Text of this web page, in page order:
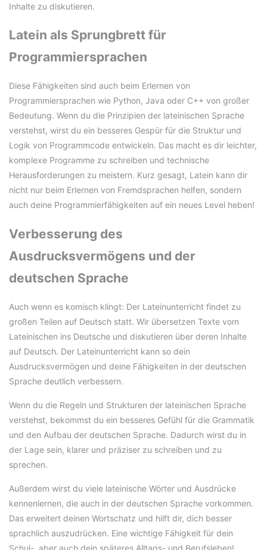
Inhalte zu diskutieren.
Latein als Sprungbrett für
Programmiersprachen
Diese Fähigkeiten sind auch beim Erlernen von
Programmiersprachen wie Python, Java oder C++ von großer
Bedeutung. Wenn du die Prinzipien der lateinischen Sprache
verstehst, wirst du ein besseres Gespür für die Struktur und
Logik von Programmcode entwickeln. Das macht es dir leichter,
komplexe Programme zu schreiben und technische
Herausforderungen zu meistern. Kurz gesagt, Latein kann dir
nicht nur beim Erlernen von Fremdsprachen helfen, sondern
auch deine Programmierfähigkeiten auf ein neues Level heben!
Verbesserung des
Ausdrucksvermögens und der
deutschen Sprache
Auch wenn es komisch klingt: Der Lateinunterricht findet zu
großen Teilen auf Deutsch statt. Wir übersetzen Texte vom
Lateinischen ins Deutsche und diskutieren über deren Inhalte
auf Deutsch. Der Lateinunterricht kann so dein
Ausdrucksvermögen und deine Fähigkeiten in der deutschen
Sprache deutlich verbessern.
Wenn du die Regeln und Strukturen der lateinischen Sprache
verstehst, bekommst du ein besseres Gefühl für die Grammatik
und den Aufbau der deutschen Sprache. Dadurch wirst du in
der Lage sein, klarer und präziser zu schreiben und zu
sprechen.
Außerdem wirst du viele lateinische Wörter und Ausdrücke
kennenlernen, die auch in der deutschen Sprache vorkommen.
Das erweitert deinen Wortschatz und hilft dir, dich besser
sprachlich auszudrücken. Eine wichtige Fähigkeit für dein